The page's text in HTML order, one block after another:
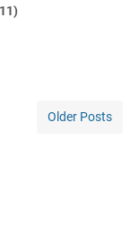
Older Posts